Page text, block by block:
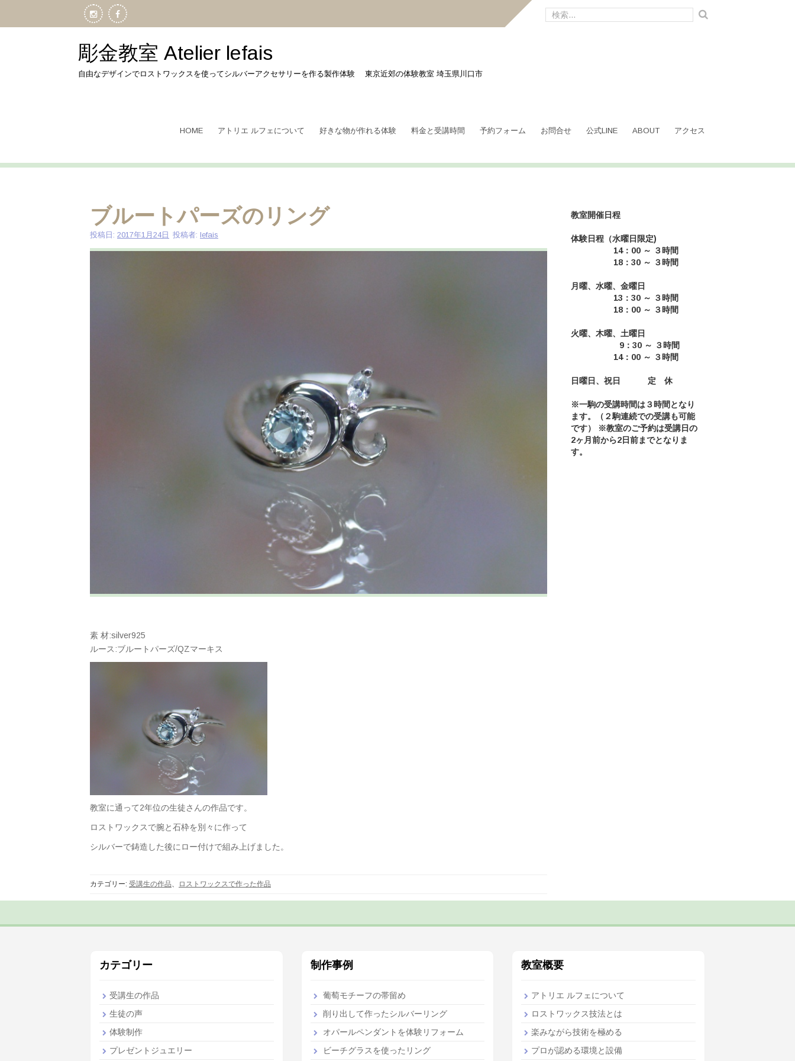
テ
検
索:
彫金教室 Atelier lefais
自由なデザインでロストワックスを使ってシルバーアクセサリーを作る製作体験 東京近郊の体験教室 埼玉県川口市
HOME アトリエ ルフェについて 好きな物が作れる体験 料金と受講時間 予約フォーム お問合せ 公式LINE ABOUT アクセス
ブルートパーズのリング
投稿日: 2017年1月24日 投稿者: lefais
素 材:silver925
ルース:ブルートパーズ/QZマーキス
教室に通って2年位の生徒さんの作品です。
ロストワックスで腕と石枠を別々に作って
シルバーで鋳造した後にロー付けで組み上げました。
カテゴリー: 受講生の作品、 ロストワックスで作った作品
教室開催日程
体験日程（水曜日限定)
14：00 ～ ３時間
18：30 ～ ３時間
月曜、水曜、金曜日
13：30 ～ ３時間
18：00 ～ ３時間
火曜、木曜、土曜日
9：30 ～ ３時間
14：00 ～ ３時間
日曜日、祝日 定 休
※一駒の受講時間は３時間となり
ます。（２駒連続での受講も可能
です） ※教室のご予約は受講日の
2ヶ月前から2日前までとなりま
す。
カテゴリー
受講生の作品
生徒の声
体験制作
プレゼントジュエリー
制作事例
葡萄モチーフの帯留め
削り出して作ったシルバーリング
オパールペンダントを体験リフォーム
ビーチグラスを使ったリング
教室概要
アトリエ ルフェについて
ロストワックス技法とは
楽みながら技術を極める
プロが認める環境と設備